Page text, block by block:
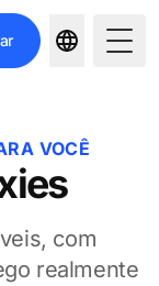
VOCÊ
com
realmente